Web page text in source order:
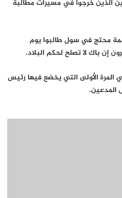
الذين خرجوا في مسيرات مطالبة
محتج في سول طالبوا يوم
إن باك لا تصلح لحكم البلاد.
الأولى التي يخضع فيها رئيس